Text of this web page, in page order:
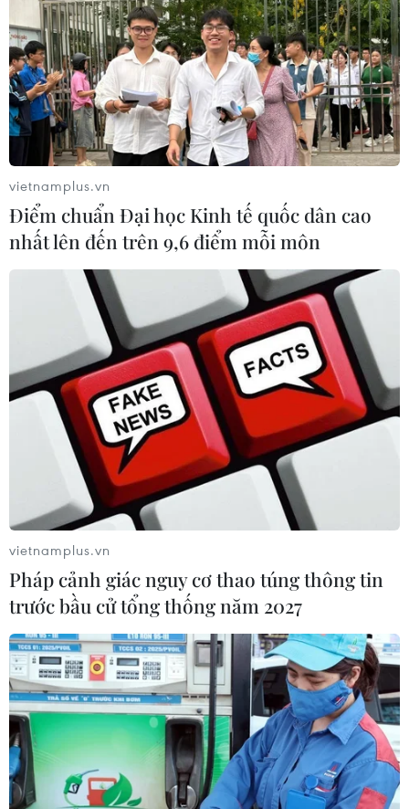
vietnamplus.vn
Điểm chuẩn Đại học Kinh tế quốc dân cao
nhất lên đến trên 9,6 điểm mỗi môn
vietnamplus.vn
Pháp cảnh giác nguy cơ thao túng thông tin
trước bầu cử tổng thống năm 2027